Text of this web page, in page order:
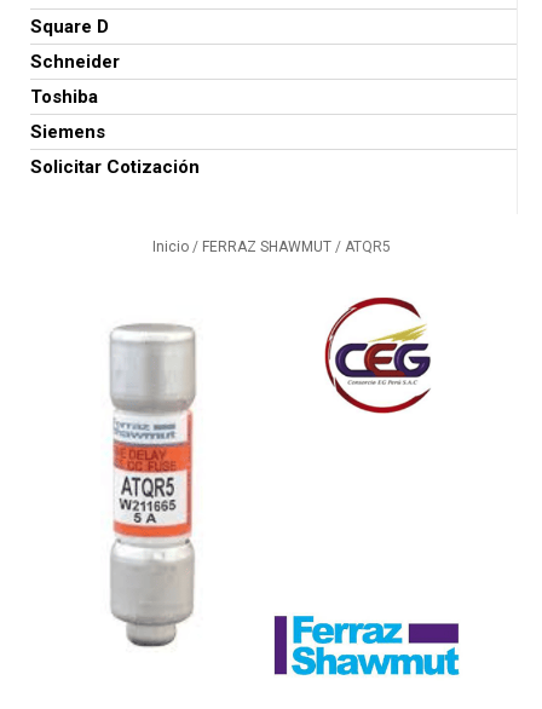
Square D
Schneider
Toshiba
Siemens
Solicitar Cotización
Inicio/ FERRAZ SHAWMUT/ ATQR5